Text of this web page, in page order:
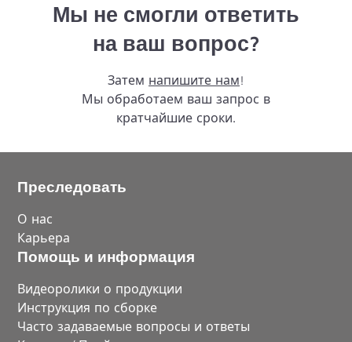
Мы не смогли ответить
на ваш вопрос?
Затем напишите нам!
Мы обработаем ваш запрос в
кратчайшие сроки.
Преследовать
О нас
Карьера
Помощь и информация
Видеоролики о продукции
Инструкция по сборке
Часто задаваемые вопросы и ответы